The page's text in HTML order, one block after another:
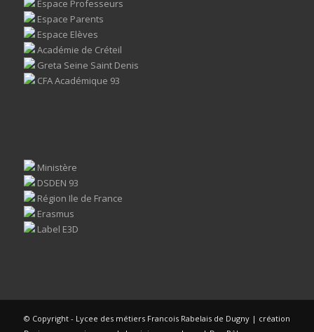
Espace Professeurs
Espace Parents
Espace Elèves
Académie de Créteil
Greta Seine Saint Denis
CFA Académique 93
Ministère
DSDEN 93
Région Ile de France
Erasmus
Label E3D
© Copyright - Lycee des métiers Francois Rabelais de Dugny | création